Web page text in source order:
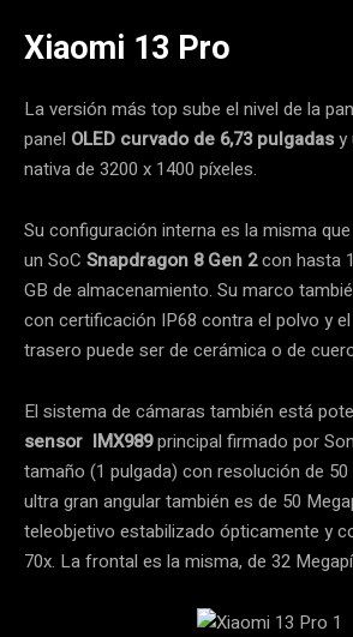
Xiaomi 13 Pro
La versión más top sube el nivel de la
panel OLED curvado de 6,73 pulgadasy
nativa de 3200 x 1400 píxeles.
Su configuración interna es la misma
un SoC Snapdragon 8 Gen 2con hasta
GB de almacenamiento. Su marco
con certificación IP68 contra el polvo y
trasero puede ser de cerámica o de
El sistema de cámaras también está
sensor IMX989principal firmado por
tamaño (1 pulgada) con resolución de
ultra gran angular también es de 50
teleobjetivo estabilizado ópticamente y
70x. La frontal es la misma, de 32